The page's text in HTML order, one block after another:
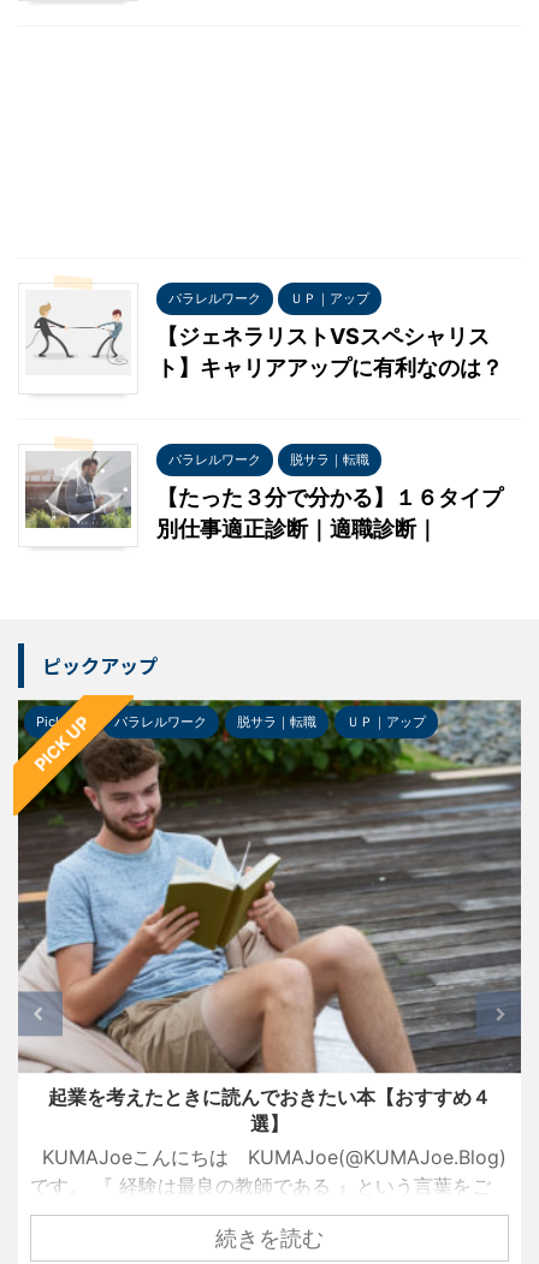
パラレルワーク ＵＰ｜アップ
【ジェネラリストVSスペシャリス
ト】キャリアアップに有利なのは？
パラレルワーク 脱サラ｜転職
【たった３分で分かる】１６タイプ
別仕事適正診断｜適職診断｜
ピックアップ
PICK UP
Pick-up パラレルワーク 脱サラ｜転職 ＵＰ｜アップ
起業を考えたときに読んでおきたい本【おすすめ４
選】
KUMAJoeこんにちは KUMAJoe(@KUMAJoe.Blog)
です。 『 経験は最良の教師である 』という言葉をご
存知でしょうか？ 名経営者として大きな成功を手にし
ている創業者たちも、ずっと順風満帆な人生を送って
続きを読む